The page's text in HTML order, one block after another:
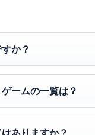
か？
ームの一覧は？
ありますか？